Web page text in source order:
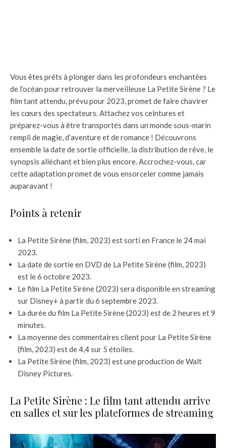
Vous êtes prêts à plonger dans les profondeurs enchantées
de l’océan pour retrouver la merveilleuse La Petite Sirène ? Le
film tant attendu, prévu pour 2023, promet de faire chavirer
les cœurs des spectateurs. Attachez vos ceintures et
préparez-vous à être transportés dans un monde sous-marin
rempli de magie, d’aventure et de romance ! Découvrons
ensemble la date de sortie officielle, la distribution de rêve, le
synopsis alléchant et bien plus encore. Accrochez-vous, car
cette adaptation promet de vous ensorceler comme jamais
auparavant !
Points à retenir
La Petite Sirène (film, 2023) est sorti en France le 24 mai
2023.
La date de sortie en DVD de La Petite Sirène (film, 2023)
est le 6 octobre 2023.
Le film La Petite Sirène (2023) sera disponible en streaming
sur Disney+ à partir du 6 septembre 2023.
La durée du film La Petite Sirène (2023) est de 2 heures et 9
minutes.
La moyenne des commentaires client pour La Petite Sirène
(film, 2023) est de 4,4 sur 5 étoiles.
La Petite Sirène (film, 2023) est une production de Walt
Disney Pictures.
La Petite Sirène : Le film tant attendu arrive
en salles et sur les plateformes de streaming